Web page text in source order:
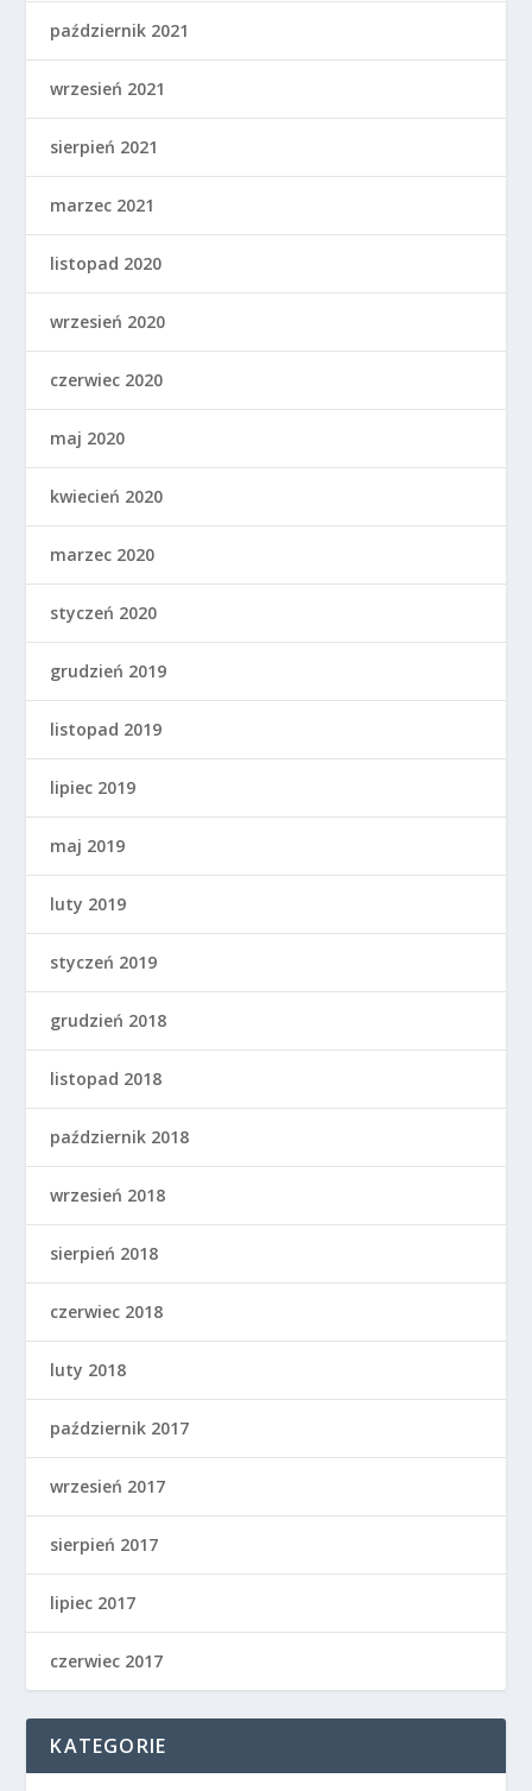
październik 2021
wrzesień 2021
sierpień 2021
marzec 2021
listopad 2020
wrzesień 2020
czerwiec 2020
maj 2020
kwiecień 2020
marzec 2020
styczeń 2020
grudzień 2019
listopad 2019
lipiec 2019
maj 2019
luty 2019
styczeń 2019
grudzień 2018
listopad 2018
październik 2018
wrzesień 2018
sierpień 2018
czerwiec 2018
luty 2018
październik 2017
wrzesień 2017
sierpień 2017
lipiec 2017
czerwiec 2017
KATEGORIE